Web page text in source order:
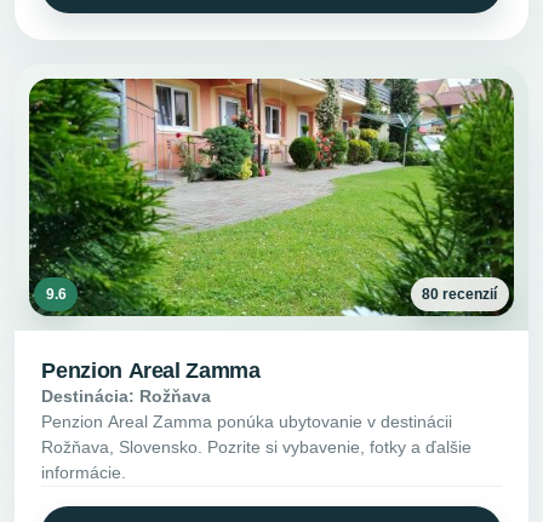
9.6 80 recenzií
Penzion Areal Zamma
Destinácia: Rožňava
Penzion Areal Zamma ponúka ubytovanie v destinácii
Rožňava, Slovensko. Pozrite si vybavenie, fotky a ďalšie
informácie.